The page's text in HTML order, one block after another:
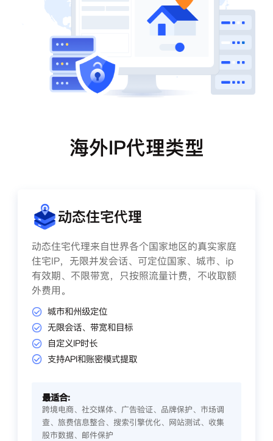
海外IP代理类型
动态住宅代理
动态住宅代理来自世界各个国家地区的真实家庭
住宅IP，无限并发会话、可定位国家、城市、ip
有效期、不限带宽，只按照流量计费，不收取额
外费用。
城市和州级定位
无限会话、带宽和目标
自定义IP时长
支持API和账密模式提取
最适合:
跨境电商、社交媒体、广告验证、品牌保护、市场调
查、旅费信息整合、搜索引擎优化、网站测试、收集
股市数据、邮件保护